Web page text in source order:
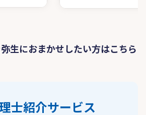
生におまかせしたい方はこちら
士紹介サービス